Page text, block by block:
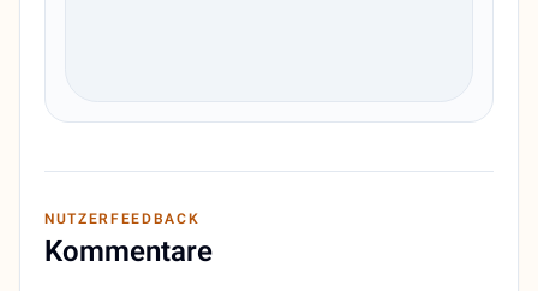
NUTZERFEEDBACK
Kommentare